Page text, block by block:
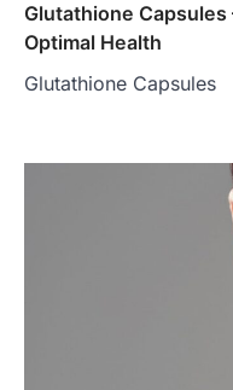
Glutathione
Optimal Health
Glutathione Capsules